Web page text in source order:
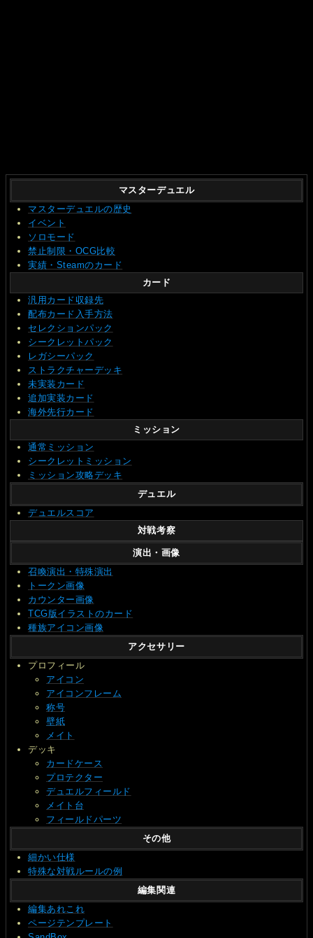
マスターデュエル
マスターデュエルの歴史
イベント
ソロモード
禁止制限・OCG比較
実績・Steamのカード
カード
汎用カード収録先
配布カード入手方法
セレクションパック
シークレットパック
レガシーパック
ストラクチャーデッキ
未実装カード
追加実装カード
海外先行カード
ミッション
通常ミッション
シークレットミッション
ミッション攻略デッキ
デュエル
デュエルスコア
対戦考察
演出・画像
召喚演出・特殊演出
トークン画像
カウンター画像
TCG版イラストのカード
種族アイコン画像
アクセサリー
プロフィール
アイコン
アイコンフレーム
称号
壁紙
メイト
デッキ
カードケース
プロテクター
デュエルフィールド
メイト台
フィールドパーツ
その他
細かい仕様
特殊な対戦ルールの例
編集関連
編集あれこれ
ページテンプレート